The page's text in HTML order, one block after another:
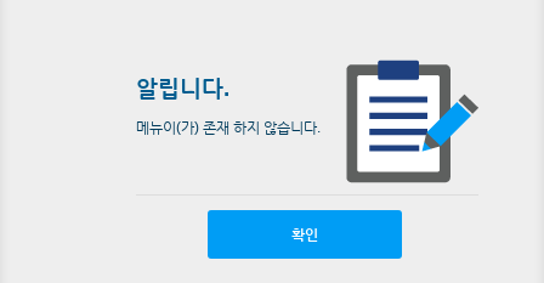
알립니다.
메뉴이(가) 존재 하지 않습니다.